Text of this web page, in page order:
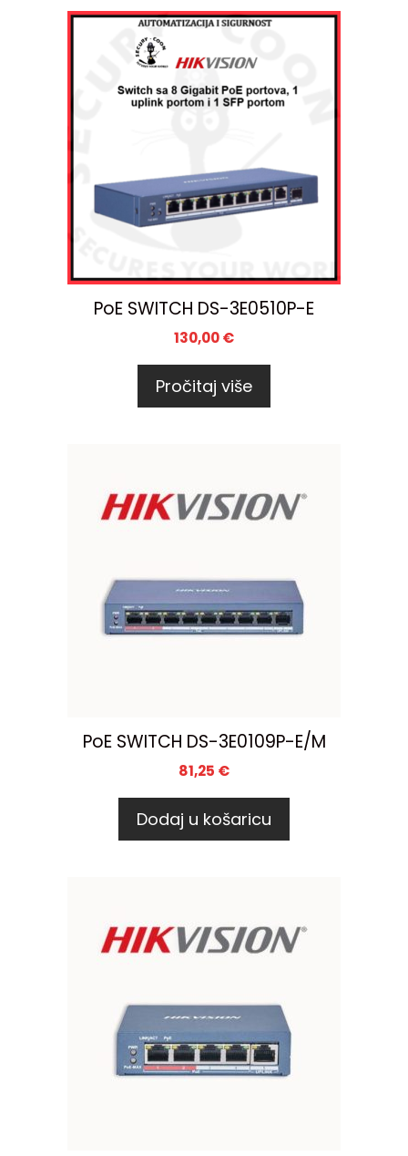
PoE SWITCH DS-3E0510P-E
130,00€
Pročitaj više
PoE SWITCH DS-3E0109P-E/M
81,25 €
Dodaj u košaricu